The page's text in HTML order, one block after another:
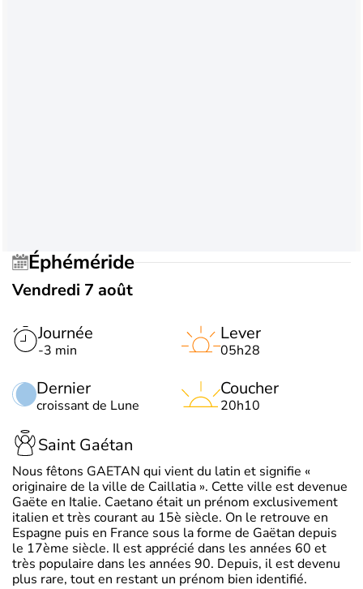
Éphéméride
Vendredi 7 août
Journée
-3 min
Dernier
croissant de Lune
Lever
05h28
Coucher
20h10
Saint Gaétan
Nous fêtons GAETAN qui vient du latin et signifie «
originaire de la ville de Caillatia ». Cette ville est devenue
Gaëte en Italie. Caetano était un prénom exclusivement
italien et très courant au 15è siècle. On le retrouve en
Espagne puis en France sous la forme de Gaëtan depuis
le 17ème siècle. Il est apprécié dans les années 60 et
très populaire dans les années 90. Depuis, il est devenu
plus rare, tout en restant un prénom bien identifié.